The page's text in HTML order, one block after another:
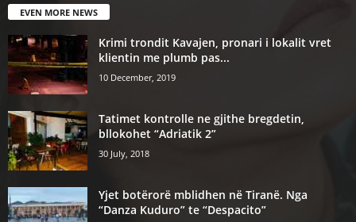
EVEN MORE NEWS
Krimi trondit Kavajen, pronari i lokalit vret
klientin me plumb pas...
10 December, 2019
Tatimet kontrolle ne gjithe bregdetin,
bllokohet “Adriatik 2”
30 July, 2018
Yjet botërorë mblidhen në Tiranë. Nga
“Danza Kuduro” te “Despacito”